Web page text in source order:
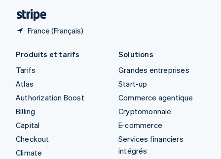
France (Français)
Produits et tarifs
Tarifs
Atlas
Authorization Boost
Billing
Capital
Checkout
Climate
Solutions
Grandes entreprises
Start-up
Commerce agentique
Cryptomonnaie
E-commerce
Services financiers
intégrés